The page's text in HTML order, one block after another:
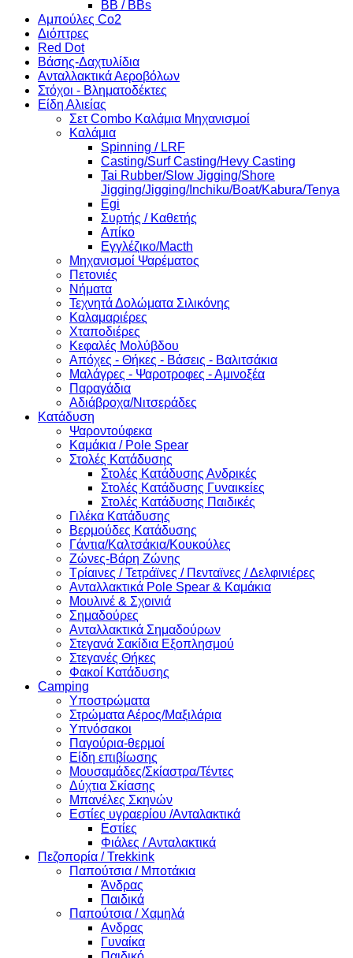
BB / BBs
Αμπούλες Co2
Διόπτρες
Red Dot
Βάσης-Δαχτυλίδια
Ανταλλακτικά Αεροβόλων
Στόχοι - Βληματοδέκτες
Είδη Αλιείας
Σετ Combo Καλάμια Μηχανισμοί
Καλάμια
Spinning / LRF
Casting/Surf Casting/Hevy Casting
Tai Rubber/Slow Jigging/Shore
Jigging/Jigging/Inchiku/Boat/Kabura/Tenya
Egi
Συρτής / Καθετής
Απίκο
Εγγλέζικο/Macth
Μηχανισμοί Ψαρέματος
Πετονιές
Νήματα
Τεχνητά Δολώματα Σιλικόνης
Καλαμαριέρες
Χταποδιέρες
Κεφαλές Μολύβδου
Απόχες - Θήκες - Βάσεις - Βαλιτσάκια
Μαλάγρες - Ψαροτροφες - Αμινοξέα
Παραγάδια
Αδιάβροχα/Νιτσεράδες
Κατάδυση
Ψαροντούφεκα
Καμάκια / Pole Spear
Στολές Κατάδυσης
Στολές Κατάδυσης Ανδρικές
Στολές Κατάδυσης Γυναικείες
Στολές Κατάδυσης Παιδικές
Γιλέκα Κατάδυσης
Βερμούδες Κατάδυσης
Γάντια/Καλτσάκια/Κουκούλες
Ζώνες-Βάρη Ζώνης
Τρίαινες / Τετράϊνες / Πενταϊνες / Δελφινιέρες
Ανταλλακτικά Pole Spear & Καμάκια
Μουλινέ & Σχοινιά
Σημαδούρες
Ανταλλακτικά Σημαδούρων
Στεγανά Σακίδια Εξοπλησμού
Στεγανές Θήκες
Φακοί Κατάδυσης
Camping
Υποστρώματα
Στρώματα Αέρος/Μαξιλάρια
Υπνόσακοι
Παγούρια-θερμοί
Είδη επιβίωσης
Μουσαμάδες/Σκίαστρα/Τέντες
Δύχτια Σκίασης
Μπανέλες Σκηνών
Εστίες υγραερίου /Ανταλακτικά
Εστίες
Φιάλες / Ανταλακτικά
Πεζοπορία / Trekkink
Παπούτσια / Μποτάκια
Άνδρας
Παιδικά
Παπούτσια / Χαμηλά
Ανδρας
Γυναίκα